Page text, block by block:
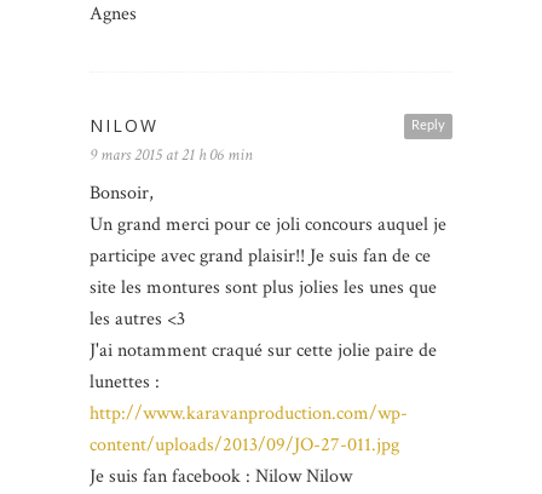
Agnes
Reply
NILOW
9 mars 2015 at 21 h 06 min
Bonsoir,
Un grand merci pour ce joli concours auquel je
participe avec grand plaisir!! Je suis fan de ce
site les montures sont plus jolies les unes que
les autres <3
J'ai notamment craqué sur cette jolie paire de
lunettes :
http://www.karavanproduction.com/wp-
content/uploads/2013/09/JO-27-011.jpg
Je suis fan facebook : Nilow Nilow